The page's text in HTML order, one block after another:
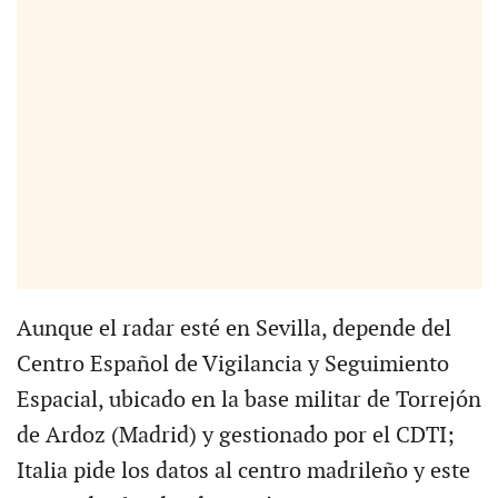
Aunque el radar esté en Sevilla, depende del
Centro Español de Vigilancia y Seguimiento
Espacial, ubicado en la base militar de Torrejón
de Ardoz (Madrid) y gestionado por el CDTI;
Italia pide los datos al centro madrileño y este